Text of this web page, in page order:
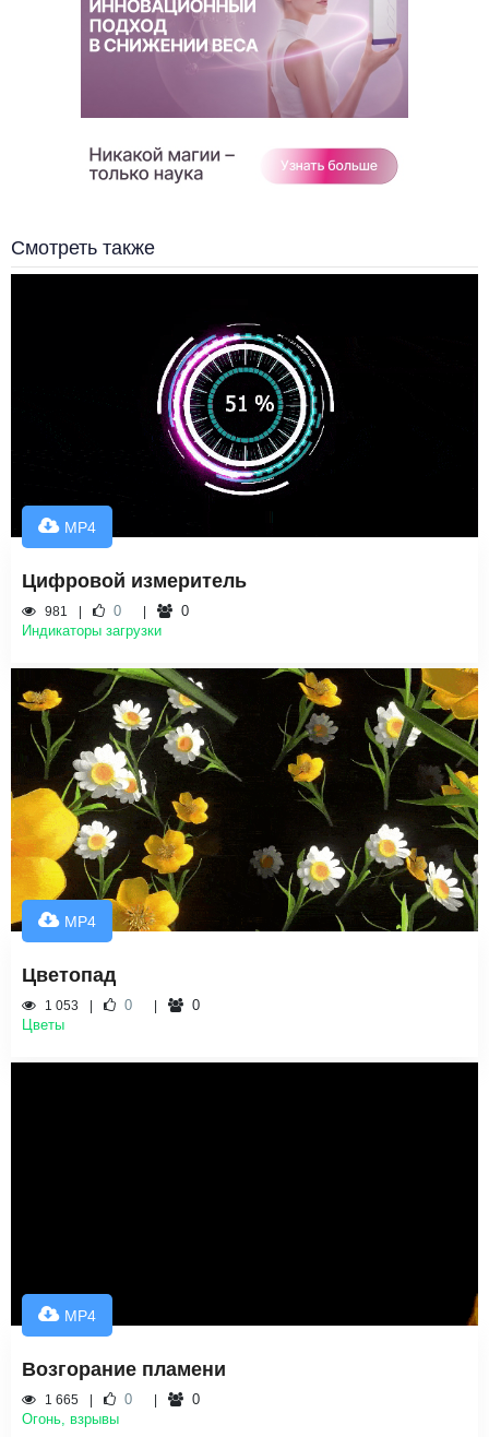
Смотреть также
MP4
Цифровой измеритель
981 0
0
Индикаторы загрузки
MP4
Цветопад
1 053 0
0
Цветы
MP4
Возгорание пламени
1 665 0
0
Огонь, взрывы